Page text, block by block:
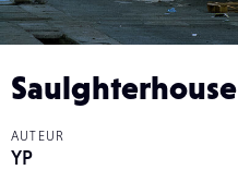
Saulghterhouse
AUTEUR
YP